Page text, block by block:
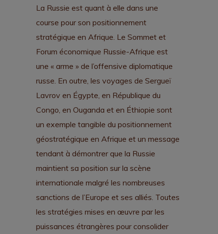
La Russie est quant à elle dans une
course pour son positionnement
stratégique en Afrique. Le Sommet et
Forum économique Russie-Afrique est
une « arme » de l’offensive diplomatique
russe. En outre, les voyages de Sergueï
Lavrov en Égypte, en République du
Congo, en Ouganda et en Éthiopie sont
un exemple tangible du positionnement
géostratégique en Afrique et un message
tendant à démontrer que la Russie
maintient sa position sur la scène
internationale malgré les nombreuses
sanctions de l’Europe et ses alliés. Toutes
les stratégies mises en œuvre par les
puissances étrangères pour consolider